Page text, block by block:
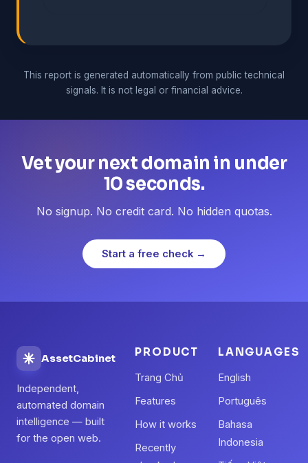
This report is generated automatically from public technical
signals. It is not legal or financial advice.
Vet your next domain in under
10 seconds.
No signup. No credit card. No hidden quotas.
Start a free check →
AssetCabinet
Independent,
automated domain
intelligence — built
for the open web.
PRODUCT
Trang Chủ
Features
How it works
Recently
LANGUAGES
English
Português
Bahasa
Indonesia